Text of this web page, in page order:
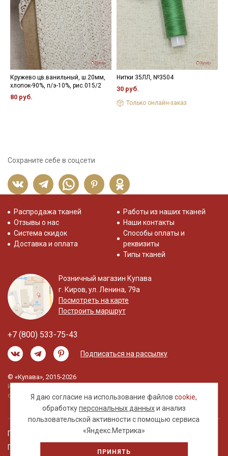
- максимальная температура стирки до 40 С, без отжима,
- противопоказано применение отбеливателей.
Цветопередача (тон) может отличаться от оригинального
цвета ткани в зависимости от настроек вашего монитора и в
зависимости от партии.
Кружево цв.ванильный, ш.20мм,
хлопок-90%, п/э-10%, рис.015/2
80 руб.
Нитки 35ЛЛ, №3504
30 руб.
Только онлайн-заказ
Сохраните себе в соцсети
Я даю согласие на использование файловcookie,
обработкуперсональных данныхи анализ
пользовательской активности с помощью сервиса
«Яндекс.Метрика»
ПРИНЯТЬ
Распродажа тканей
Отзывы о нас
Система скидок
Доставка и оплата
Работы из наших тканей
Наши контакты
Способы оплаты и
реквизиты
Типы тканей
Розничный магазин Купава
г. Киров, ул. Ленина, 79а
Посмотреть на карте
Построить маршрут
+7 (800) 533-75-43
Подписаться на рассылку
© «Купава», 2015-2026
Информация на сайте не является публичной
офертой.
Правовая информация
Политика обработки персональных данных